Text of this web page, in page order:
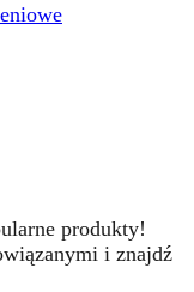
produkty!
i znajdź